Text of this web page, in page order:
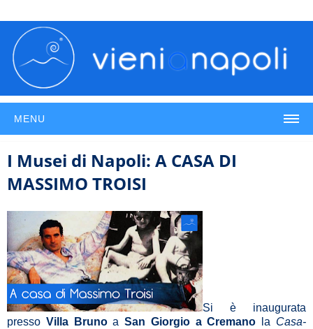
MENU
I Musei di Napoli: A CASA DI
MASSIMO TROISI
Si è inaugurata
presso Villa Brunoa San Giorgio a Cremano la Casa-